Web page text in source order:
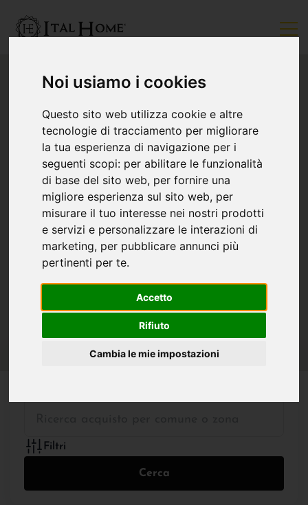
Noi usiamo i cookies
Questo sito web utilizza cookie e altre
tecnologie di tracciamento per migliorare
la tua esperienza di navigazione per i
seguenti scopi: per abilitare le funzionalità
di base del sito web, per fornire una
migliore esperienza sul sito web, per
misurare il tuo interesse nei nostri prodotti
e servizi e personalizzare le interazioni di
marketing, per pubblicare annunci più
pertinenti per te.
Accetto
Rifiuto
Cambia le mie impostazioni
Filtri
Cerca